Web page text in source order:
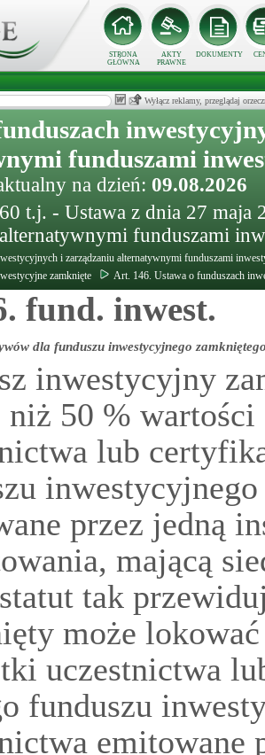
STRONA
GŁÓWNA
AKTY
PRAWNE
DOKUMENTY
Wyłącz reklamy, przeglądaj
funduszami
na dzień: 09.08.2026
t.j. - Ustawa z dnia 27 maja
funduszami
i zarządzaniu alternatywnymi funduszami
zamknięte
Art. 146. Ustawa o funduszach
fund. inwest.
dla funduszu inwestycyjnego
inwestycyjny
niż 50 %
lub
przez jedną
mającą
tak
może
uczestnictwa
funduszu
emitowane